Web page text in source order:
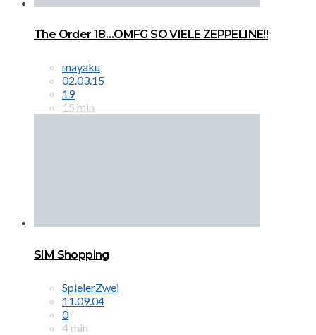
The Order 18…OMFG SO VIELE ZEPPELINE!!
mayaku
02.03.15
19
15 min
SIM Shopping
SpielerZwei
11.09.04
0
4 min